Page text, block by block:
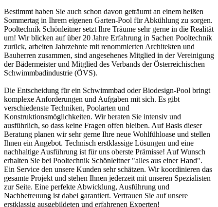
Bestimmt haben Sie auch schon davon geträumt an einem heißen
Sommertag in Ihrem eigenen Garten-Pool für Abkühlung zu sorgen.
Pooltechnik Schönleitner setzt Ihre Träume sehr gerne in die Realität
um! Wir blicken auf über 20 Jahre Erfahrung in Sachen Pooltechnik
zurück, arbeiten Jahrzehnte mit renommierten Architekten und
Bauherren zusammen, sind angesehenes Mitglied in der Vereinigung
der Bädermeister und Mitglied des Verbands der Österreichischen
Schwimmbadindustrie (ÖVS).
Die Entscheidung für ein Schwimmbad oder Biodesign-Pool bringt
komplexe Anforderungen und Aufgaben mit sich. Es gibt
verschiedenste Techniken, Poolarten und
Konstruktionsmöglichkeiten. Wir beraten Sie intensiv und
ausführlich, so dass keine Fragen offen bleiben. Auf Basis dieser
Beratung planen wir sehr gerne Ihre neue Wohlfühloase und stellen
Ihnen ein Angebot. Technisch erstklassige Lösungen und eine
nachhaltige Ausführung ist für uns oberste Prämisse! Auf Wunsch
erhalten Sie bei Pooltechnik Schönleitner "alles aus einer Hand".
Ein Service den unsere Kunden sehr schätzen. Wir koordinieren das
gesamte Projekt und stehen Ihnen jederzeit mit unseren Spezialisten
zur Seite. Eine perfekte Abwicklung, Ausführung und
Nachbetreuung ist dabei garantiert. Vertrauen Sie auf unsere
erstklassig ausgebildeten und erfahrenen Experten!